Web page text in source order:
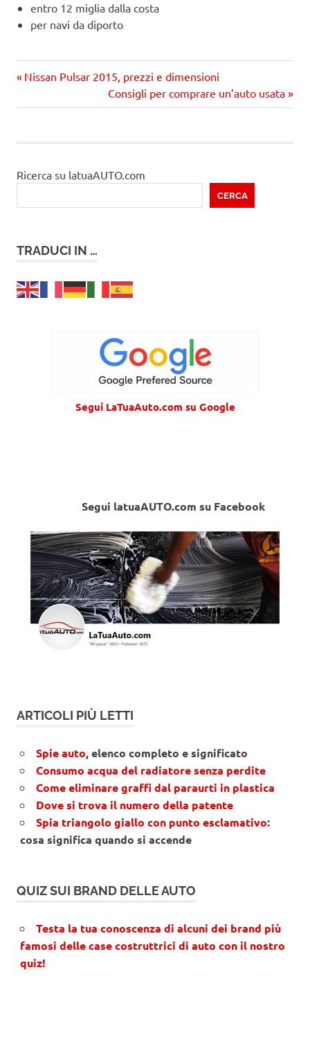
entro 12 miglia dalla costa
per navi da diporto
Navigazione
articoli
Precedente
Nissan Pulsar 2015, prezzi e dimensioni
Prossimo
articolo
Consigli per comprare un’auto usata
Ricerca su latuaAUTO.com
CERCA
TRADUCI IN …
Segui LaTuaAuto.com su Google
Segui latuaAUTO.com su Facebook
ARTICOLI PIÙ LETTI
Spie auto, elenco completo e significato
Consumo acqua del radiatore senza perdite
Come eliminare graffi dal paraurti in plastica
Dove si trova il numero della patente
Spia triangolo giallo con punto esclamativo:
cosa significa quando si accende
QUIZ SUI BRAND DELLE AUTO
Testa la tua conoscenza di alcuni dei brand più
famosi delle case costruttrici di auto con il nostro
quiz!